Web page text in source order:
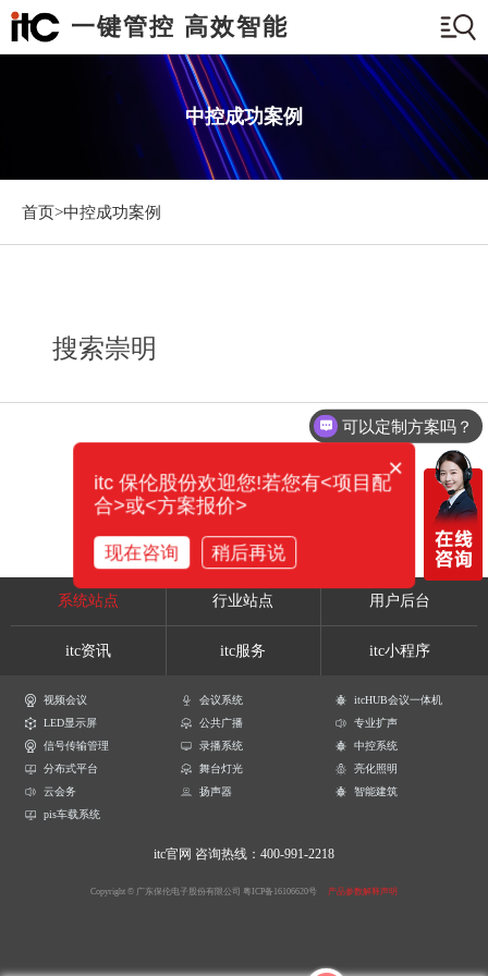
一键管控 高效智能
中控成功案例
首页>中控成功案例
搜索崇明
系统站点 行业站点 用户后台
itc资讯 itc服务 itc小程序
视频会议 会议系统
itcHUB会议一体机
LED显示屏
公共广播
专业扩声
信号传输管理
录播系统
中控系统
分布式平台
舞台灯光
亮化照明
云会务
扬声器
智能建筑
pis车载系统
itc官网 咨询热线：400-991-2218
Copyright © 广东保伦电子股份有限公司 粤ICP备16106620号 产品参数解释声明
可以定制方案吗？
×
itc 保伦股份欢迎您!若您有<项目配
合>或<方案报价>
现在咨询 稍后再说